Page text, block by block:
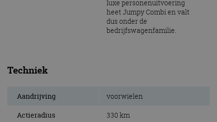
luxe personenuitvoering
heet Jumpy Combi en valt
dus onder de
bedrijfswagenfamilie.
Techniek
Aandrijving voorwielen
Actieradius 330 km